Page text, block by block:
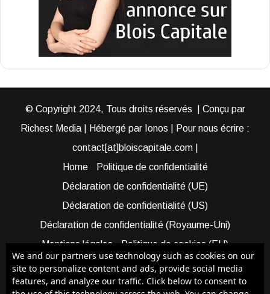
© Copyright 2024, Tous droits réservés | Conçu par
Richest Media | Hébergé par Ionos | Pour nous écrire :
contact[at]bloiscapitale.com |
Home
Politique de confidentialité
Déclaration de confidentialité (UE)
Déclaration de confidentialité (US)
Déclaration de confidentialité (Royaume-Uni)
Mentions légales
Politique de cookies (EU)
Cookie Policy (AUS)
Cookie Policy (US)
Qui sommes-nous ?
Participer à Blois Capitale
We and our partners use technology such as cookies on our
site to personalize content and ads, provide social media
features, and analyze our traffic. Click below to consent to